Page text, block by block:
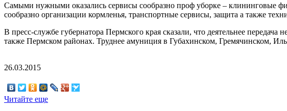
Самыми нужными оказались сервисы сообразно проф уборке – клининговые
сообразно организации кормленья, транспортные сервисы, защита а также
В пресс-службе губернатора Пермского края сказали, что деятельнее
также Пермском районах. Труднее амуниция в Губахинском, Гремячинском,
26.03.2015
Читайте еще